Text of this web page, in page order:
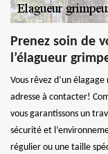
Prenez soin de
l’élagueur
Vous rêvez d’un
adresse à contacter!
vous garantissons un
sécurité et
régulier ou une taille